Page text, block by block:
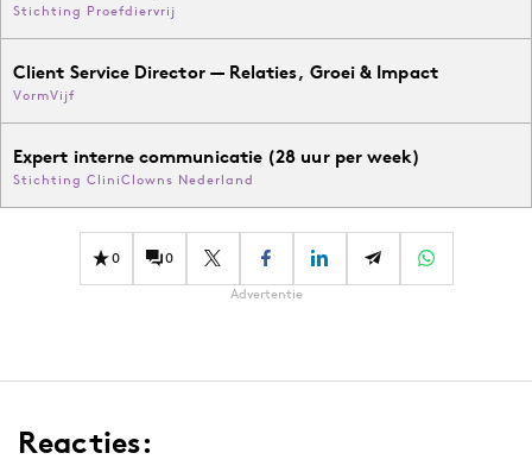
Stichting Proefdiervrij
Client Service Director — Relaties, Groei & Impact
VormVijf
Expert interne communicatie (28 uur per week)
Stichting CliniClowns Nederland
0 0
Advertentie
Reacties: